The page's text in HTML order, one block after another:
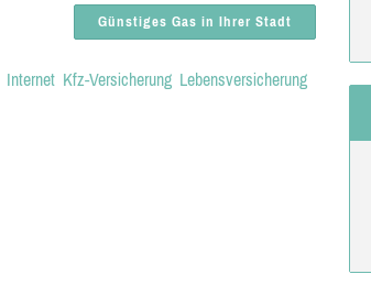
Günstiges Gas in Ihrer Stadt
Internet Kfz-Versicherung Lebensversicherung